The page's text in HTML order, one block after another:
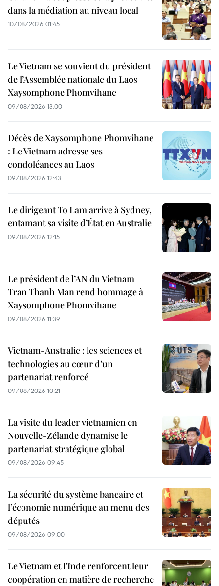
dans la médiation au niveau local
10/08/2026 01:45
Le Vietnam se souvient du président
de l’Assemblée nationale du Laos
Xaysomphone Phomvihane
09/08/2026 13:00
Décès de Xaysomphone Phomvihane
: Le Vietnam adresse ses
condoléances au Laos
09/08/2026 12:43
Le dirigeant To Lam arrive à Sydney,
entamant sa visite d’État en Australie
09/08/2026 12:15
Le président de l’AN du Vietnam
Tran Thanh Man rend hommage à
Xaysomphone Phomvihane
09/08/2026 11:39
Vietnam-Australie : les sciences et
technologies au cœur d’un
partenariat renforcé
09/08/2026 10:21
La visite du leader vietnamien en
Nouvelle-Zélande dynamise le
partenariat stratégique global
09/08/2026 09:45
La sécurité du système bancaire et
l’économie numérique au menu des
députés
09/08/2026 09:00
Le Vietnam et l’Inde renforcent leur
coopération en matière de recherche